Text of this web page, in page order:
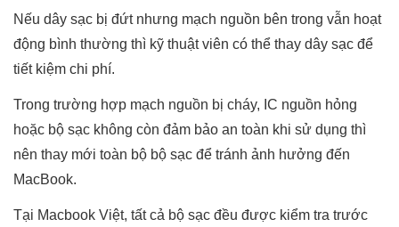
Nếu dây sạc bị đứt nhưng mạch nguồn bên trong vẫn hoạt
động bình thường thì kỹ thuật viên có thể thay dây sạc để
tiết kiệm chi phí.
Trong trường hợp mạch nguồn bị cháy, IC nguồn hỏng
hoặc bộ sạc không còn đảm bảo an toàn khi sử dụng thì
nên thay mới toàn bộ bộ sạc để tránh ảnh hưởng đến
MacBook.
Tại Macbook Việt, tất cả bộ sạc đều được kiểm tra trước